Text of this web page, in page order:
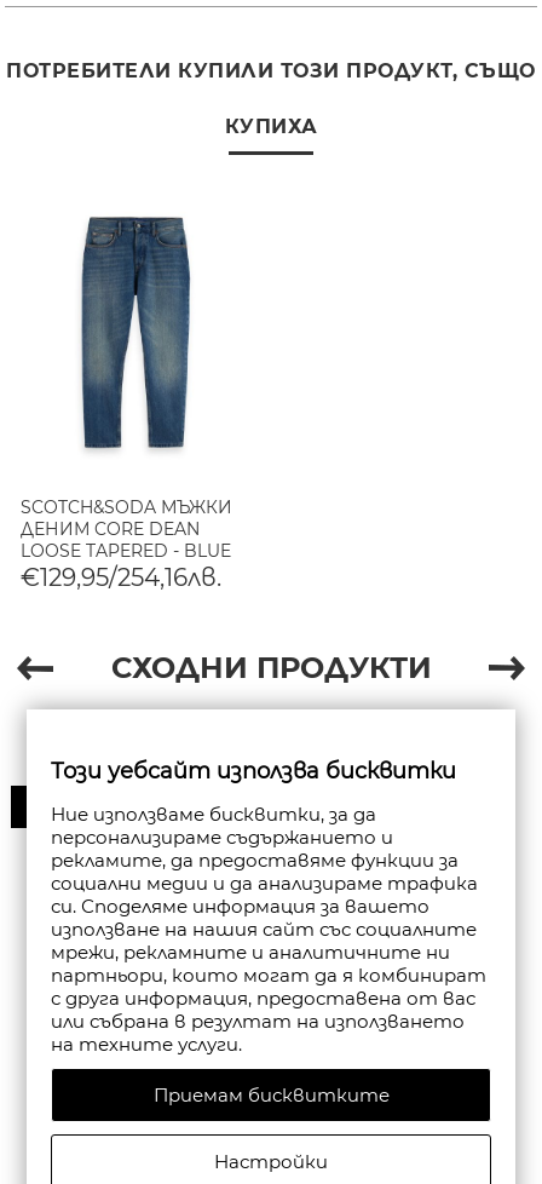
ПОТРЕБИТЕЛИ КУПИЛИ ТОЗИ ПРОДУКТ, СЪЩО
КУПИХА
SCOTCH&SODA МЪЖКИ
ДЕНИМ CORE DEAN
LOOSE TAPERED - BLUE
NIGHTS В NAVY
€129,95/254,16лв.
СХОДНИ ПРОДУКТИ
30%
Този уебсайт използва бисквитки
Ние използваме бисквитки, за да
персонализираме съдържанието и
рекламите, да предоставяме функции за
социални медии и да анализираме трафика
си. Споделяме информация за вашето
използване на нашия сайт със социалните
мрежи, рекламните и аналитичните ни
партньори, които могат да я комбинират
с друга информация, предоставена от вас
или събрана в резултат на използването
на техните услуги.
Приемам бисквитките
Настройки